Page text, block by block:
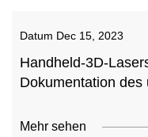
Datum Dec 15, 2023
Handheld-3D-
Dokumentation
Mehr sehen